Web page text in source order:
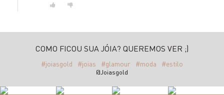
COMO FICOU SUA JÓIA? QUEREMOS VER ;)
#joiasgold #joias #glamour #moda #estilo
@Joiasgold